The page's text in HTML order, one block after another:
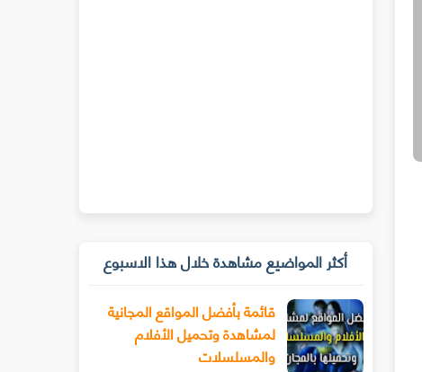
أكثر المواضيع مشاهدة خلال هذا الاسبوع
قائمة بأفضل المواقع المجانية
لمشاهدة وتحميل الأفلام
والمسلسلات